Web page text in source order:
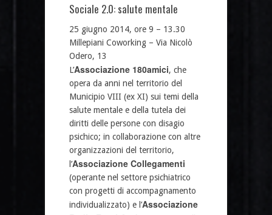
Sociale 2.0: salute mentale
25 giugno 2014, ore 9 – 13.30
Millepiani Coworking – Via Nicolò
Odero, 13
L’Associazione 180amici, che
opera da anni nel territorio del
Municipio VIII (ex XI) sui temi della
salute mentale e della tutela dei
diritti delle persone con disagio
psichico; in collaborazione con altre
organizzazioni del territorio,
l’Associazione Collegamenti
(operante nel settore psichiatrico
con progetti di accompagnamento
individualizzato) e l’Associazione